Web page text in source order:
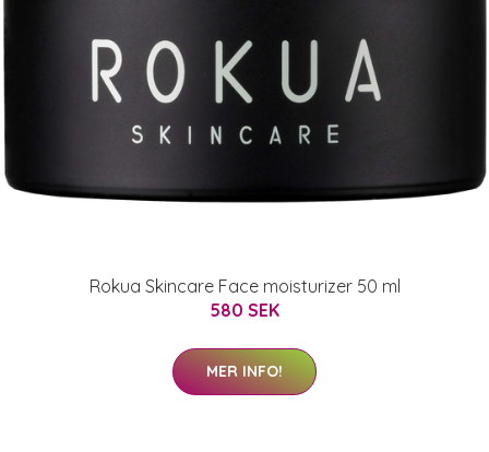
Rokua Skincare Face moisturizer 50 ml
580 SEK
MER INFO!